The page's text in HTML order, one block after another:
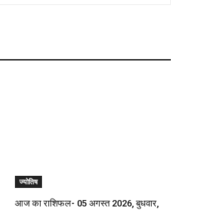
ज्योतिष
आज का राशिफल- 05 अगस्त 2026, बुधवार,